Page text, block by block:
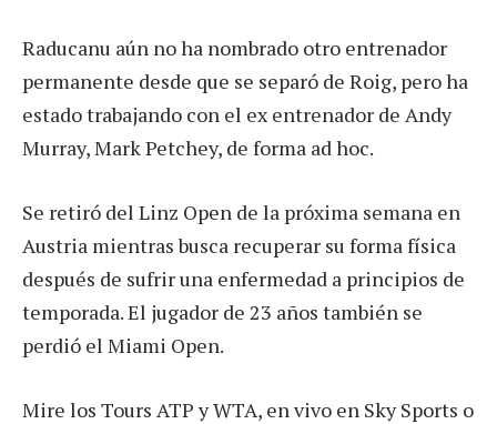
Raducanu aún no ha nombrado otro entrenador
permanente desde que se separó de Roig, pero ha
estado trabajando con el ex entrenador de Andy
Murray, Mark Petchey, de forma ad hoc.
Se retiró del Linz Open de la próxima semana en
Austria mientras busca recuperar su forma física
después de sufrir una enfermedad a principios de
temporada. El jugador de 23 años también se
perdió el Miami Open.
Mire los Tours ATP y WTA, en vivo en Sky Sports o